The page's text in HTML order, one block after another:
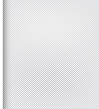
Türöffnung
Silberwald